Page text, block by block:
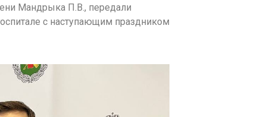
Мандрыка П.В., передали
с наступающим праздником